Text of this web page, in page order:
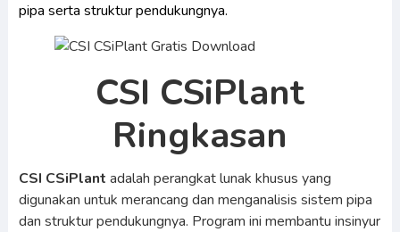
pipa serta struktur pendukungnya.
CSI CSiPlant
Ringkasan
CSI CSiPlant adalah perangkat lunak khusus yang
digunakan untuk merancang dan menganalisis sistem pipa
dan struktur pendukungnya. Program ini membantu insinyur